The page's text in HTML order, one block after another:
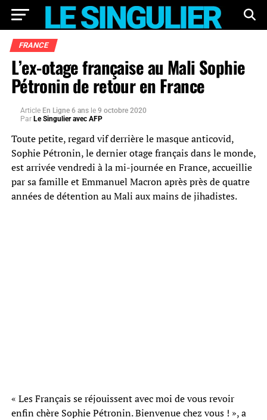
FRANCE
L’ex-otage française au Mali Sophie
Pétronin de retour en France
Article En Ligne 6 ans le 9 octobre 2020
Par Le Singulier avec AFP
Toute petite, regard vif derrière le masque anticovid,
Sophie Pétronin, le dernier otage français dans le monde,
est arrivée vendredi à la mi-journée en France, accueillie
par sa famille et Emmanuel Macron après près de quatre
années de détention au Mali aux mains de jihadistes.
« Les Français se réjouissent avec moi de vous revoir
enfin chère Sophie Pétronin. Bienvenue chez vous ! », a